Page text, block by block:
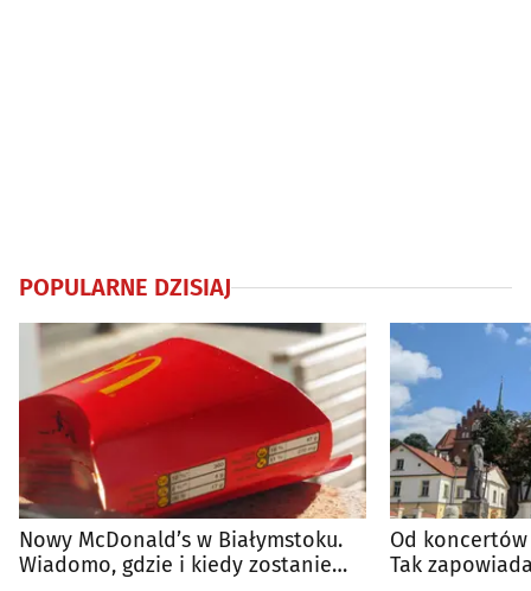
POPULARNE DZISIAJ
Nowy McDonald’s w Białymstoku.
Wiadomo, gdzie i kiedy zostanie
Od
Tak